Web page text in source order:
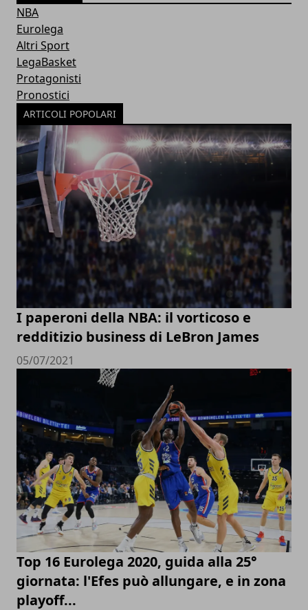
NBA
Eurolega
Altri Sport
LegaBasket
Protagonisti
Pronostici
ARTICOLI POPOLARI
I paperoni della NBA: il vorticoso e
redditizio business di LeBron James
05/07/2021
Top 16 Eurolega 2020, guida alla 25°
giornata: l'Efes può allungare, e in zona
playoff...